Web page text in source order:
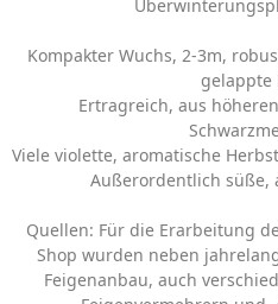
Kompakter Wuchs, 2-3m,
gelappte
Ertragreich, aus
Viele violette, aromatische
Außerordentlich süße,
Quellen: Für die Erarbeitung
Shop wurden neben
Feigenanbau, auch